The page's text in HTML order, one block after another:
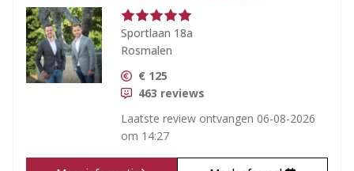
Sportlaan 18a
Rosmalen
€ 125
463 reviews
Laatste review ontvangen 06-08-2026
om 14:27